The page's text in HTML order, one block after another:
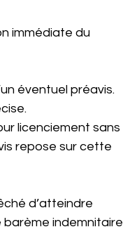
immédiate du
éventuel préavis.
licenciement sans
repose sur cette
d’atteindre
indemnitaire